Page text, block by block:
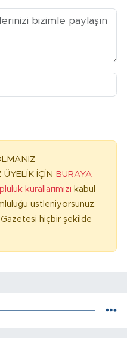
ÜYELİK İÇİN BURAYA
kurallarımızı kabul
üstleniyorsunuz.
hiçbir şekilde